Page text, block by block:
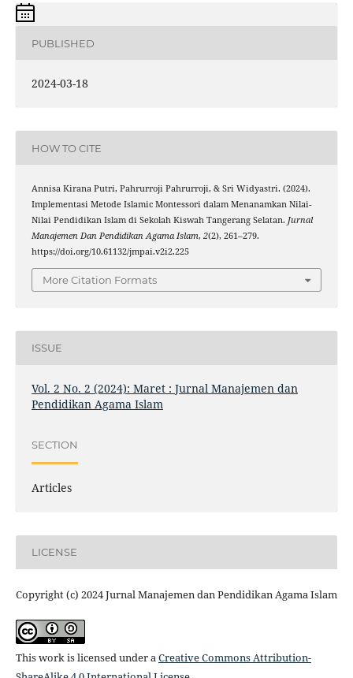
PUBLISHED
2024-03-18
HOW TO CITE
Annisa Kirana Putri, Pahrurroji Pahrurroji, & Sri Widyastri. (2024).
Implementasi Metode Islamic Montessori dalam Menanamkan Nilai-
Nilai Pendidikan Islam di Sekolah Kiswah Tangerang Selatan. Jurnal
Manajemen Dan Pendidikan Agama Islam, 2(2), 261–279.
https://doi.org/10.61132/jmpai.v2i2.225
More Citation Formats
ISSUE
Vol. 2 No. 2 (2024): Maret : Jurnal Manajemen dan
Pendidikan Agama Islam
SECTION
Articles
LICENSE
Copyright (c) 2024 Jurnal Manajemen dan Pendidikan Agama Islam
This work is licensed under aCreative Commons Attribution-